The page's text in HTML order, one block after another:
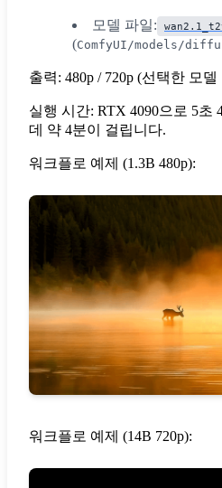
모델 파일:
(ComfyUI/models/
출력: 480p / 720p (선택한 모
실행 시간: RTX 4090으로 5초
데 약 4분이 걸립니다.
워크플로 예제 (1.3B 480p):
워크플로 예제 (14B 720p):